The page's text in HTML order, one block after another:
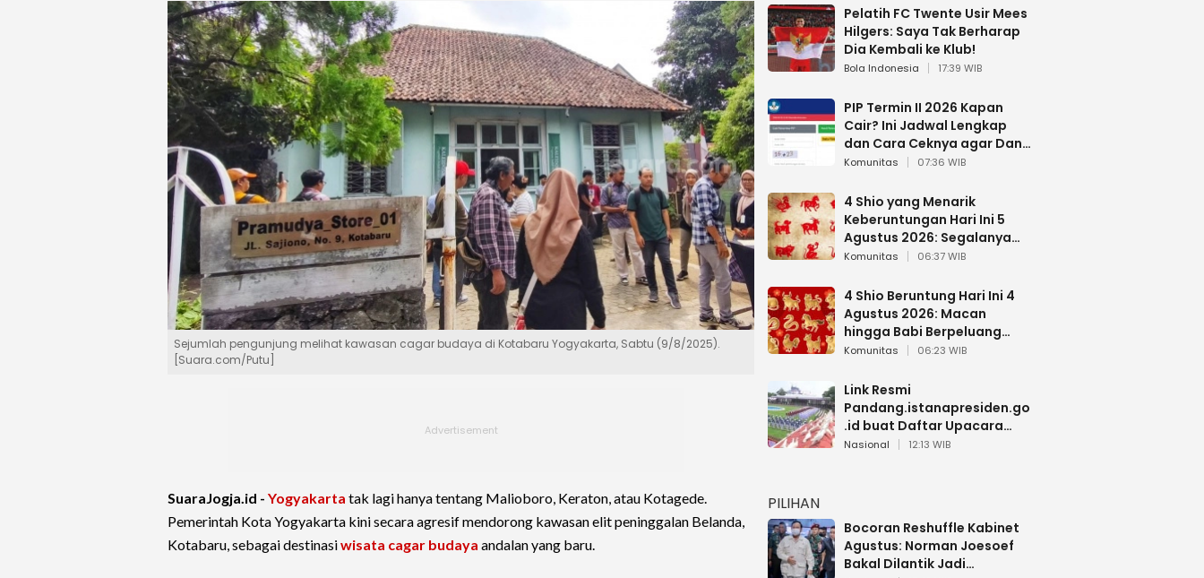
Sejumlah pengunjung melihat kawasan cagar budaya di Kotabaru Yogyakarta, Sabtu (9/8/2025).
[Suara.com/Putu]
SuaraJogja.id - Yogyakarta tak lagi hanya tentang Malioboro, Keraton, atau Kotagede.
Pemerintah Kota Yogyakarta kini secara agresif mendorong kawasan elit peninggalan Belanda,
Kotabaru, sebagai destinasiwisata cagar budaya andalan yang baru.
Pelatih FC Twente Usir Mees
Hilgers: Saya Tak Berharap
Dia Kembali ke Klub!
Bola Indonesia 17:39 WIB
PIP Termin II 2026 Kapan
Cair? Ini Jadwal Lengkap
dan Cara Ceknya agar Dana
Tidak Hangus!
Komunitas 07:36 WIB
4 Shio yang Menarik
Keberuntungan Hari Ini 5
Agustus 2026: Segalanya
Berjalan Lancar
Komunitas 06:37 WIB
4 Shio Beruntung Hari Ini 4
Agustus 2026: Macan
hingga Babi Berpeluang
Dapat Kabar Baik
Komunitas 06:23 WIB
Link Resmi
Pandang.istanapresiden.go
.id buat Daftar Upacara
Bendera HUT RI di Istana
Nasional 12:13 WIB
PILIHAN
Bocoran Reshuffle Kabinet
Agustus: Norman Joesoef
Bakal Dilantik Jadi